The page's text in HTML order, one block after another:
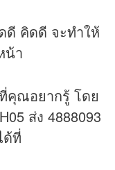
ดี คิดดี จะทำให้
น้า
คุณอยากรู้ โดย
ส่ง 4888093
ด้ที่